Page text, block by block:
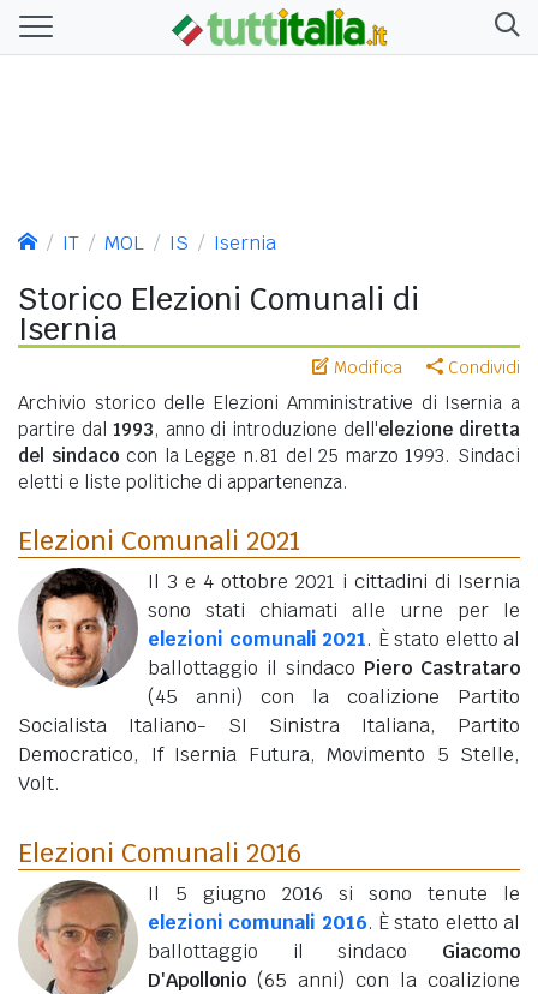
IT MOL IS Isernia
Storico Elezioni Comunali di
Isernia
Modifica Condividi
Archivio storico delle Elezioni Amministrative di Isernia a
partire dal 1993, anno di introduzione dell'elezione diretta
del sindaco con la Legge n.81 del 25 marzo 1993. Sindaci
eletti e liste politiche di appartenenza.
Elezioni Comunali 2021
Il 3 e 4 ottobre 2021 i cittadini di Isernia
sono stati chiamati alle urne per le
elezioni comunali 2021. È stato eletto al
ballottaggio il sindaco Piero Castrataro
(45 anni) con la coalizione Partito
Socialista Italiano- SI Sinistra Italiana, Partito
Democratico, If Isernia Futura, Movimento 5 Stelle,
Volt.
Elezioni Comunali 2016
Il 5 giugno 2016 si sono tenute le
elezioni comunali 2016. È stato eletto al
ballottaggio il sindaco Giacomo
D'Apollonio (65 anni) con la coalizione